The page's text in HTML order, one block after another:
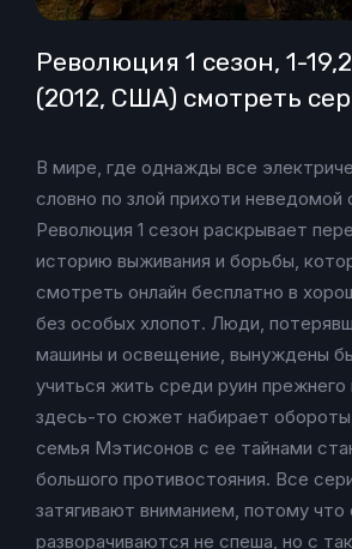
Революция 1 сезон, 1-
(2012, США) смотреть
В мире, где однажды все
словно по злой прихоти неведомой
Революция 1 сезон раскрывает
историю выживания и борьбы,
смотреть онлайн бесплатно в
без особых хлопот. Люди,
машины и освещение, вынуждены
учиться жить среди руин прежнего
здесь-то сюжет набирает обороты,
семья Мэтисонов с ее тайнами
большого противостояния. Все
затягивают вниманием, потому что
разворачиваются не спеша, но с